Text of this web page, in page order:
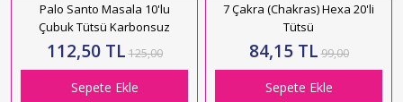
Palo Santo Masala 10'lu
Çubuk Tütsü Karbonsuz
112,50 TL 125,00
Sepete Ekle
7 Çakra (Chakras) Hexa 20'li
Tütsü
84,15 TL 99,00
Sepete Ekle